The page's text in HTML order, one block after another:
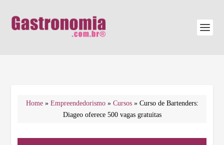
Home» Empreendedorismo» Cursos» Curso de Bartenders:
Diageo oferece 500 vagas gratuitas